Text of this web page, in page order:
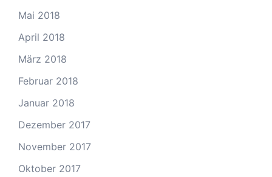
Mai 2018
April 2018
März 2018
Februar 2018
Januar 2018
Dezember 2017
November 2017
Oktober 2017